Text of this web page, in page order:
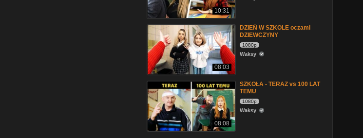
10:31
08:03
DZIEŃ W SZKOLE oczami
DZIEWCZYNY
1080p
Waksy
08:08
SZKOŁA - TERAZ vs 100 LAT
TEMU
1080p
Waksy